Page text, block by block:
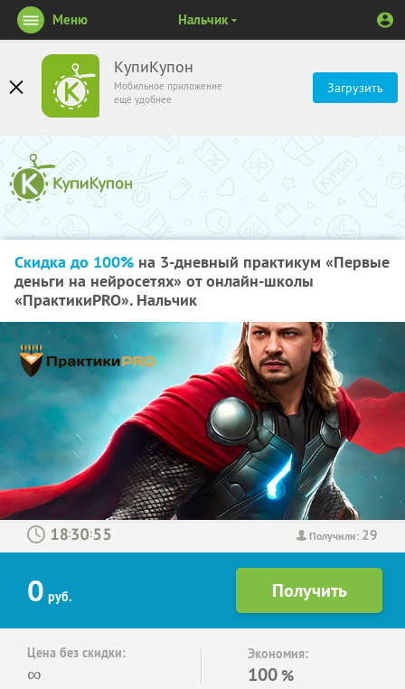
КупиКупон
Мобильное приложение
ещё удобнее
Загрузить
Меню Нальчик
Скидка до 100% на 3-дневный практикум «Первые
деньги на нейросетях» от онлайн-школы
«ПрактикиPRO». Нальчик
Получили: 29
: :
0 руб.
Цена без скидки:
∞
Экономия:
100 %